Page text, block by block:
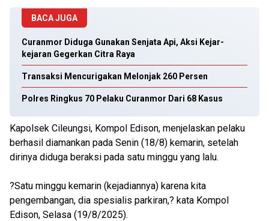
BACA JUGA
Curanmor Diduga Gunakan Senjata Api, Aksi Kejar-
kejaran Gegerkan Citra Raya
Transaksi Mencurigakan Melonjak 260 Persen
Polres Ringkus 70 Pelaku Curanmor Dari 68 Kasus
Kapolsek Cileungsi, Kompol Edison, menjelaskan pelaku
berhasil diamankan pada Senin (18/8) kemarin, setelah
dirinya diduga beraksi pada satu minggu yang lalu.
?Satu minggu kemarin (kejadiannya) karena kita
pengembangan, dia spesialis parkiran,? kata Kompol
Edison, Selasa (19/8/2025).